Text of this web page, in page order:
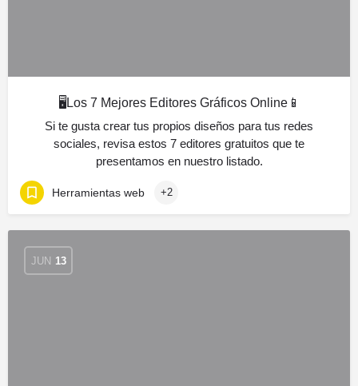
🖥️​Los 7 Mejores Editores Gráficos Online📱​
Si te gusta crear tus propios diseños para tus redes
sociales, revisa estos 7 editores gratuitos que te
presentamos en nuestro listado.
Herramientas web +2
JUN 13